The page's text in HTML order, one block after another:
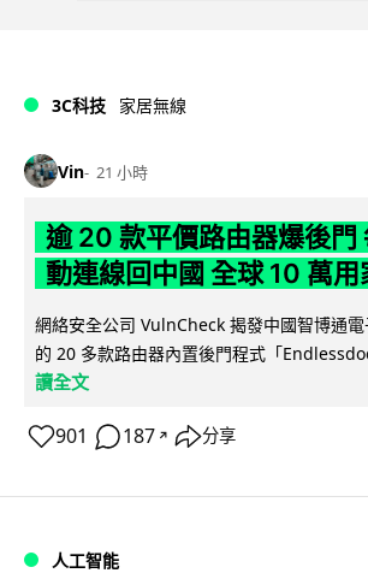
3C科技 家居無線
Vin 21 小時
逾 20 款平價路由器爆後門
動連線回中國 全球 10 萬
網絡安全公司 VulnCheck 揭發中國智博通
的 20 多款路由器內置後門程式「
讀全文
901 187 ↗ 分享
人工智能